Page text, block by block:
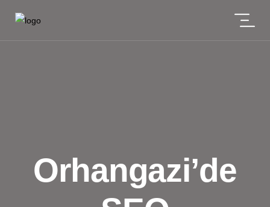
Orhangazi’de